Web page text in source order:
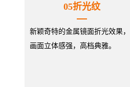
05折光纹
新颖奇特的金属镜面折光效果，
画面立体感强，高档典雅。